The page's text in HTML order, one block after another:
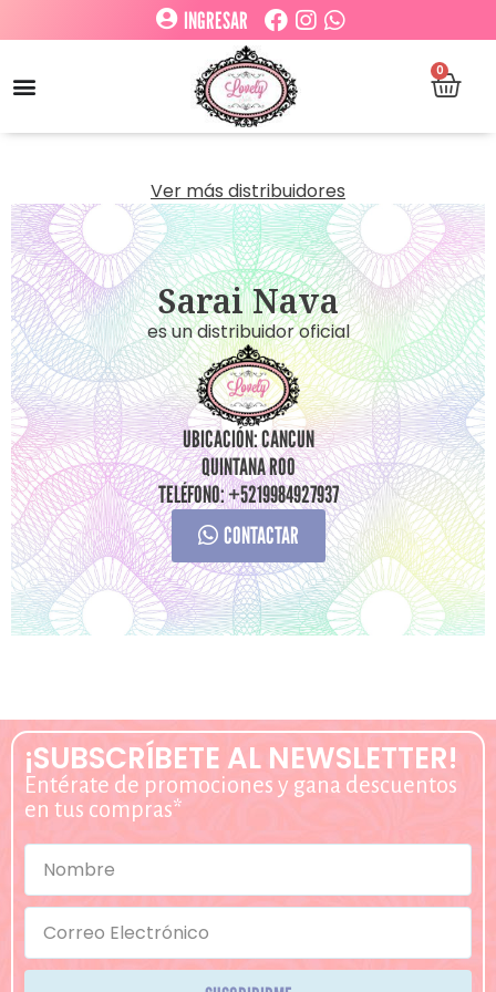
INGRESAR
0
Ver más distribuidores
Sarai Nava
es un distribuidor oficial
UBICACIÓN: CANCUN
QUINTANA ROO
TELÉFONO: +5219984927937
CONTACTAR
¡SUBSCRÍBETE AL NEWSLETTER!
Entérate de promociones y gana descuentos
en tus compras*